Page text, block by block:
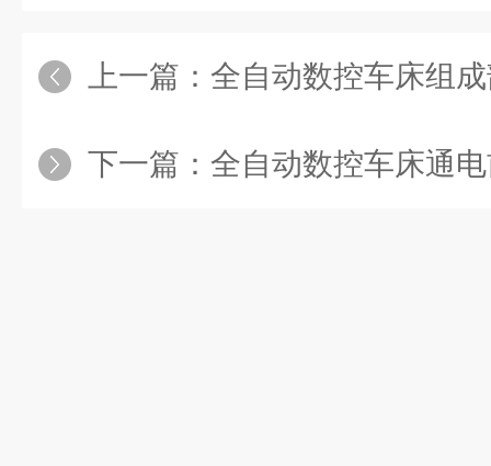
上一篇： 全自动数控车床组
下一篇： 全自动数控车床通